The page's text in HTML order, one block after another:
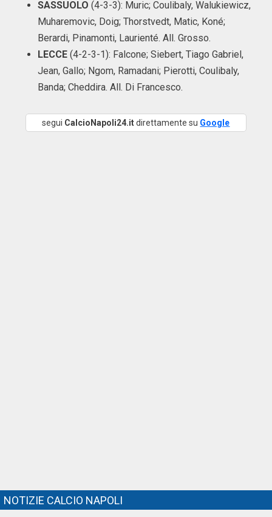
SASSUOLO (4-3-3): Muric; Coulibaly, Walukiewicz,
Muharemovic, Doig; Thorstvedt, Matic, Koné;
Berardi, Pinamonti, Laurienté. All. Grosso.
LECCE (4-2-3-1): Falcone; Siebert, Tiago Gabriel,
Jean, Gallo; Ngom, Ramadani; Pierotti, Coulibaly,
Banda; Cheddira. All. Di Francesco.
segui CalcioNapoli24.itdirettamente su Google
NOTIZIE CALCIO NAPOLI